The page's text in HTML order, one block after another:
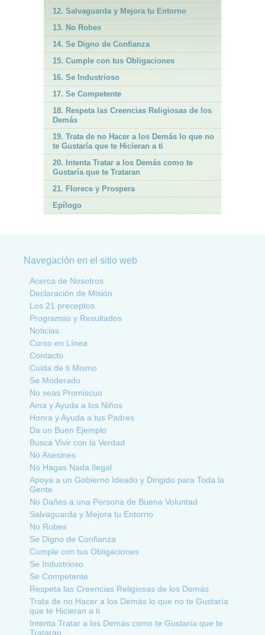
12. Salvaguarda y Mejora tu Entorno
13. No Robes
14. Se Digno de Confianza
15. Cumple con tus Obligaciones
16. Se Industrioso
17. Se Competente
18. Respeta las Creencias Religiosas de los
Demás
19. Trata de no Hacer a los Demás lo que no
te Gustaría que te Hicieran a ti
20. Intenta Tratar a los Demás como te
Gustaría que te Trataran
21. Florece y Prospera
Epílogo
Navegación en el sitio web
Acerca de Nosotros
Declaración de Misión
Los 21 preceptos
Programas y Resultados
Noticias
Curso en Línea
Contacto
Cuida de ti Mismo
Se Moderado
No seas Promiscuo
Ama y Ayuda a los Niños
Honra y Ayuda a tus Padres
Da un Buen Ejemplo
Busca Vivir con la Verdad
No Asesines
No Hagas Nada Ilegal
Apoya a un Gobierno Ideado y Dirigido para Toda la
Gente
No Dañes a una Persona de Buena Voluntad
Salvaguarda y Mejora tu Entorno
No Robes
Se Digno de Confianza
Cumple con tus Obligaciones
Se Industrioso
Se Competente
Respeta las Creencias Religiosas de los Demás
Trata de no Hacer a los Demás lo que no te Gustaría
que te Hicieran a ti
Intenta Tratar a los Demás como te Gustaría que te
Trataran